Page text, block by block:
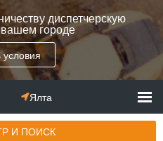
диспетчерскую
городе
условия
Ялта
И ПОИСК